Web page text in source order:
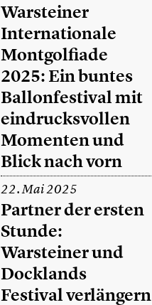
Warsteiner
Internationale
Montgolfiade
2025: Ein buntes
Ballonfestival mit
eindrucksvollen
Momenten und
Blick nach vorn
22. Mai 2025
Partner der ersten
Stunde:
Warsteiner und
Docklands
Festival verlängern